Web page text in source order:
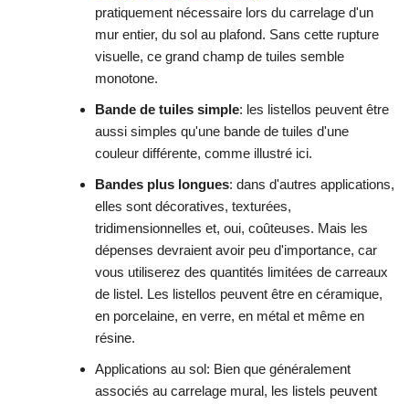
pratiquement nécessaire lors du carrelage d'un
mur entier, du sol au plafond. Sans cette rupture
visuelle, ce grand champ de tuiles semble
monotone.
Bande de tuiles simple: les listellos peuvent être
aussi simples qu'une bande de tuiles d'une
couleur différente, comme illustré ici.
Bandes plus longues: dans d'autres applications,
elles sont décoratives, texturées,
tridimensionnelles et, oui, coûteuses. Mais les
dépenses devraient avoir peu d'importance, car
vous utiliserez des quantités limitées de carreaux
de listel. Les listellos peuvent être en céramique,
en porcelaine, en verre, en métal et même en
résine.
Applications au sol: Bien que généralement
associés au carrelage mural, les listels peuvent